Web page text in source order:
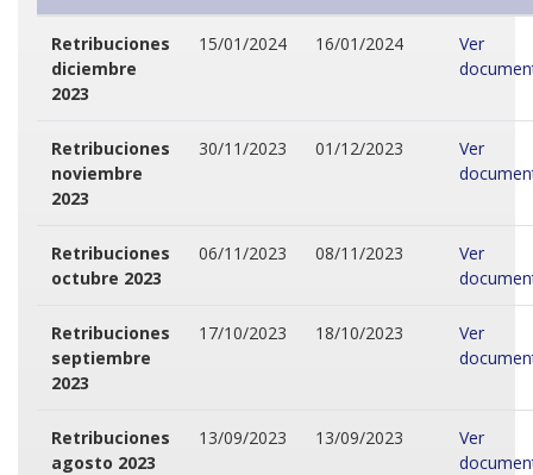
Retribuciones
diciembre
2023
15/01/2024 16/01/2024
Ver
Retribuciones
noviembre
2023
30/11/2023 01/12/2023
Ver
Retribuciones
octubre 2023
06/11/2023 08/11/2023
Ver
Retribuciones
septiembre
2023
17/10/2023 18/10/2023
Ver
Retribuciones
agosto 2023
13/09/2023 13/09/2023
Ver